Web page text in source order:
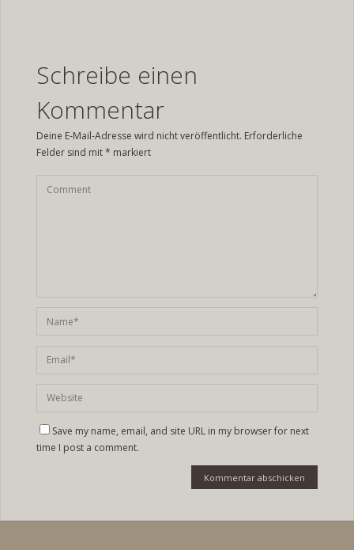
Schreibe einen
Kommentar
Deine E-Mail-Adresse wird nicht veröffentlicht. Erforderliche
Felder sind mit* markiert
Save my name, email, and site URL in my browser for next
time I post a comment.